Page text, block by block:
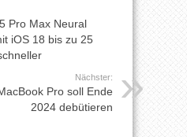
Pro Max Neural
iOS 18 bis zu 25
Nächster:
Pro soll Ende
2024 debütieren